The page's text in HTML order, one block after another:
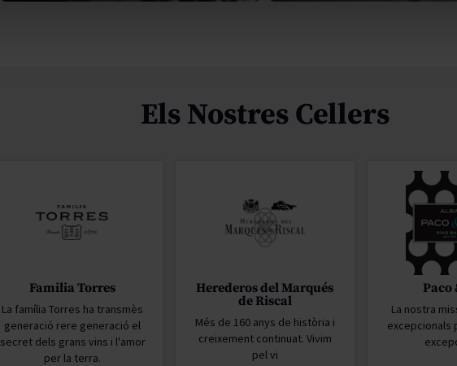
Els Nostres Cellers
Familia Torres
La família Torres ha transmès
generació rere generació el
secret dels grans vins i l'amor
per la terra.
Herederos del Marqués
de Riscal
Més de 160 anys de història i
creixement continuat. Vivim
pel vi
Paco
La nostra
excepcionals